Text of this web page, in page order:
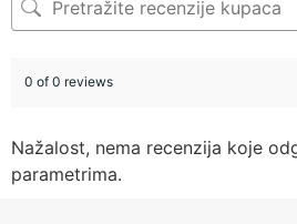
0 of 0 reviews
Nažalost, nema recenzija koje
parametrima.